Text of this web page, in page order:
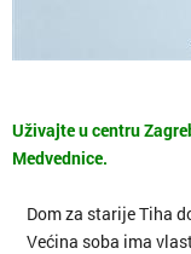
Uživajte u centru
Medvednice.
Dom za starije Tiha
Većina soba ima